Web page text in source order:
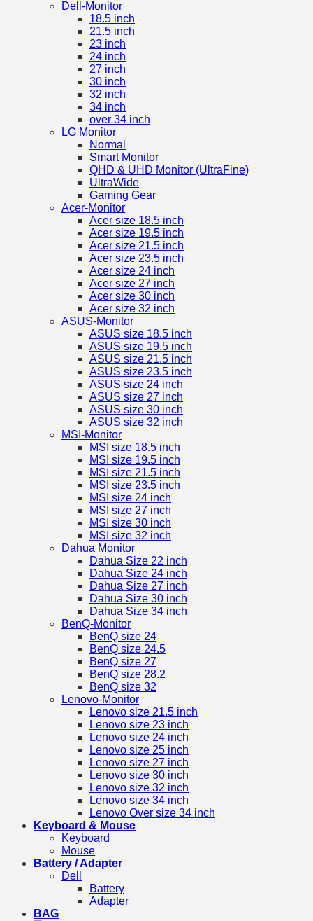
Dell-Monitor
18.5 inch
21.5 inch
23 inch
24 inch
27 inch
30 inch
32 inch
34 inch
over 34 inch
LG Monitor
Normal
Smart Monitor
QHD & UHD Monitor (UltraFine)
UltraWide
Gaming Gear
Acer-Monitor
Acer size 18.5 inch
Acer size 19.5 inch
Acer size 21.5 inch
Acer size 23.5 inch
Acer size 24 inch
Acer size 27 inch
Acer size 30 inch
Acer size 32 inch
ASUS-Monitor
ASUS size 18.5 inch
ASUS size 19.5 inch
ASUS size 21.5 inch
ASUS size 23.5 inch
ASUS size 24 inch
ASUS size 27 inch
ASUS size 30 inch
ASUS size 32 inch
MSI-Monitor
MSI size 18.5 inch
MSI size 19.5 inch
MSI size 21.5 inch
MSI size 23.5 inch
MSI size 24 inch
MSI size 27 inch
MSI size 30 inch
MSI size 32 inch
Dahua Monitor
Dahua Size 22 inch
Dahua Size 24 inch
Dahua Size 27 inch
Dahua Size 30 inch
Dahua Size 34 inch
BenQ-Monitor
BenQ size 24
BenQ size 24.5
BenQ size 27
BenQ size 28.2
BenQ size 32
Lenovo-Monitor
Lenovo size 21.5 inch
Lenovo size 23 inch
Lenovo size 24 inch
Lenovo size 25 inch
Lenovo size 27 inch
Lenovo size 30 inch
Lenovo size 32 inch
Lenovo size 34 inch
Lenovo Over size 34 inch
Keyboard & Mouse
Keyboard
Mouse
Battery / Adapter
Dell
Battery
Adapter
BAG